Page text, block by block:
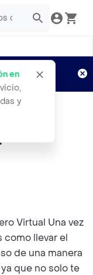
en
y
Aplican TyC
Virtual Una vez
como llevar el
de una manera
que no solo te